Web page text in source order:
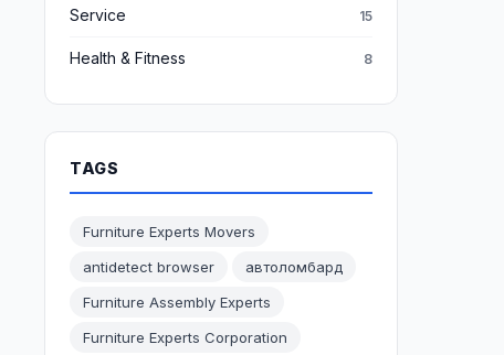
Service 15
Health & Fitness 8
TAGS
Furniture Experts Movers
antidetect browser
автоломбард
Furniture Assembly Experts
Furniture Experts Corporation